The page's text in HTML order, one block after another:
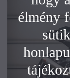
élmény